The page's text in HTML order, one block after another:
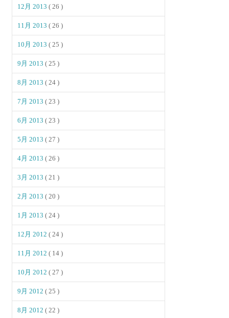
12月 2013( 26 )
11月 2013( 26 )
10月 2013( 25 )
9月 2013( 25 )
8月 2013( 24 )
7月 2013( 23 )
6月 2013( 23 )
5月 2013( 27 )
4月 2013( 26 )
3月 2013( 21 )
2月 2013( 20 )
1月 2013( 24 )
12月 2012( 24 )
11月 2012( 14 )
10月 2012( 27 )
9月 2012( 25 )
8月 2012( 22 )